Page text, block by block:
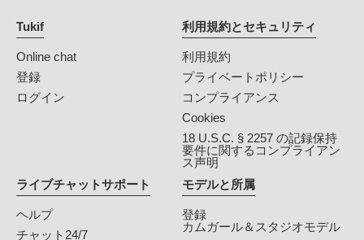
Tukif
Online chat
登録
ログイン
利用規約とセキュリティ
利用規約
プライベートポリシー
コンプライアンス
Cookies
18 U.S.C. § 2257 の記録保持
要件に関するコンプライアン
ス声明
ライブチャットサポート
ヘルプ
チャット24/7
モデルと所属
登録
カムガール＆スタジオモデル